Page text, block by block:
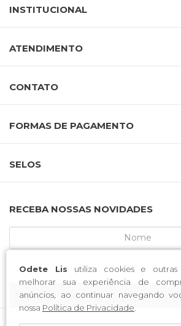
Odete Lis utiliza cookies e outras
melhorar sua experiência de
anúncios, ao continuar navegando
nossa Política de Privacidade
INSTITUCIONAL
ATENDIMENTO
CONTATO
FORMAS DE PAGAMENTO
SELOS
RECEBA NOSSAS NOVIDADES
CADASTRE-SE